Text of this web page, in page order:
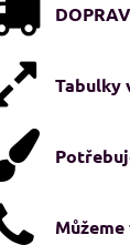
Tabulky